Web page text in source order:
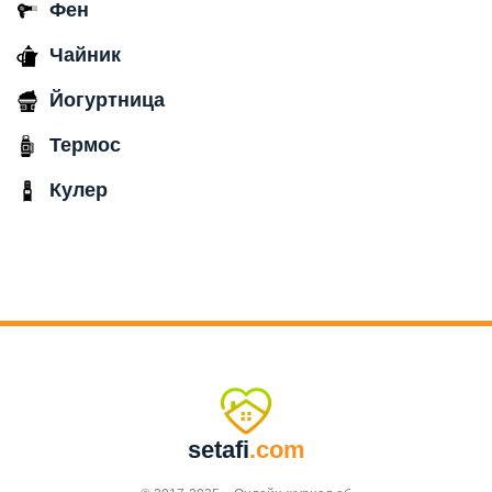
Фен
Чайник
Йогуртница
Термос
Кулер
setafi.com